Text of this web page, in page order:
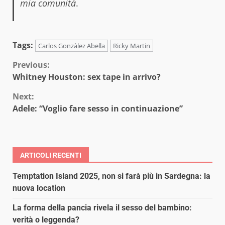
mia comunità.
Tags: Carlos Gonzàlez Abella Ricky Martin
Continue
Reading
Previous:
Whitney Houston: sex tape in arrivo?
Next:
Adele: “Voglio fare sesso in continuazione”
ARTICOLI RECENTI
Temptation Island 2025, non si farà più in Sardegna: la
nuova location
La forma della pancia rivela il sesso del bambino:
verità o leggenda?